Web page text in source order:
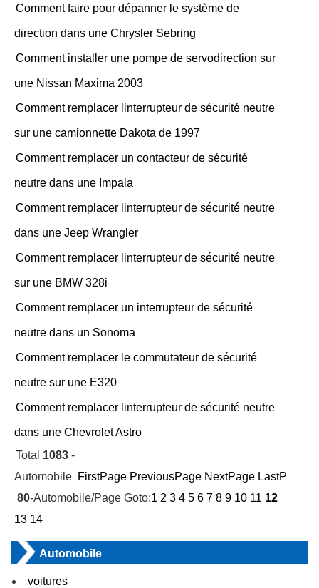
Comment faire pour dépanner le système de
direction dans une Chrysler Sebring
Comment installer une pompe de servodirection sur
une Nissan Maxima 2003
Comment remplacer linterrupteur de sécurité neutre
sur une camionnette Dakota de 1997
Comment remplacer un contacteur de sécurité
neutre dans une Impala
Comment remplacer linterrupteur de sécurité neutre
dans une Jeep Wrangler
Comment remplacer linterrupteur de sécurité neutre
sur une BMW 328i
Comment remplacer un interrupteur de sécurité
neutre dans un Sonoma
Comment remplacer le commutateur de sécurité
neutre sur une E320
Comment remplacer linterrupteur de sécurité neutre
dans une Chevrolet Astro
Total 1083 -
Automobile FirstPage PreviousPage NextPage LastPage
80-Automobile/Page Goto:1 2 3 4 5 6 7 8 9 10 11 12
13 14
Automobile
voitures